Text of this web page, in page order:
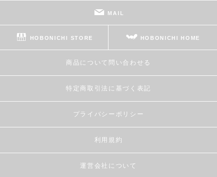
MAIL
HOBONICHI STORE HOBONICHI HOME
商品について問い合わせる
特定商取引法に基づく表記
プライバシーポリシー
利用規約
運営会社について